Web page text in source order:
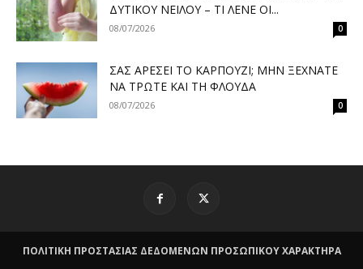
ΔΥΤΙΚΟΎ ΝΕΊΛΟΥ – ΤΙ ΛΈΝΕ ΟΙ...
08/07/2026 0
ΣΑΣ ΑΡΈΣΕΙ ΤΟ ΚΑΡΠΟΎΖΙ; ΜΗΝ ΞΕΧΝΆΤΕ
ΝΑ ΤΡΏΤΕ ΚΑΙ ΤΗ ΦΛΟΎΔΑ
08/07/2026 0
ΠΟΛΙΤΙΚΗ ΠΡΟΣΤΑΣΙΑΣ ΔΕΔΟΜΕΝΩΝ ΠΡΟΣΩΠΙΚΟΥ ΧΑΡΑΚΤΗΡΑ